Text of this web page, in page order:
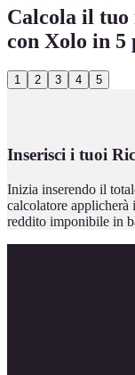
Calcola il
con Xolo in 5
1 2 3 4 5
Inserisci i tuoi
Inizia inserendo il
calcolatore
reddito imponibile in